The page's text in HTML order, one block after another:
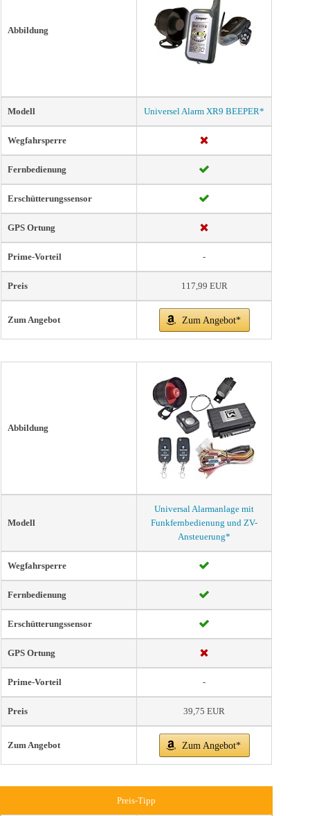
Abbildung
Modell Universel Alarm XR9 BEEPER*
Wegfahrsperre
Fernbedienung
Erschütterungssensor
GPS Ortung
Prime-Vorteil -
Preis 117,99 EUR
Zum Angebot Zum Angebot*
Abbildung
Modell
Universal Alarmanlage mit
Funkfernbedienung und ZV-
Ansteuerung*
Wegfahrsperre
Fernbedienung
Erschütterungssensor
GPS Ortung
Prime-Vorteil -
Preis 39,75 EUR
Zum Angebot Zum Angebot*
Preis-Tipp